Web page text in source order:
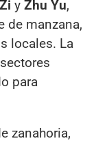
y Zhu Yu,
de manzana,
locales. La
para
zanahoria,